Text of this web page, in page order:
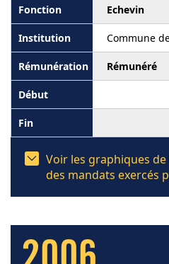
Echevin
Commune
Rémunéré
Voir les graphiques
des mandats exercés